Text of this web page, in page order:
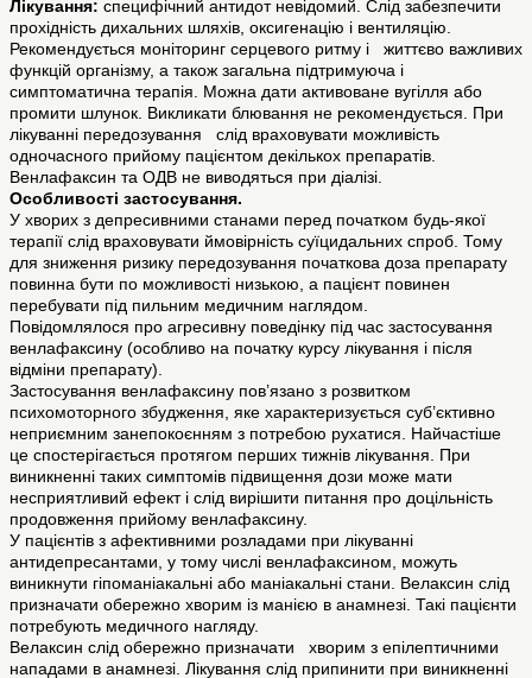
Лікування: специфічний антидот невідомий. Слід забезпечити
прохідність дихальних шляхів, оксигенацію і вентиляцію.
Рекомендується моніторинг серцевого ритму і життєво важливих
функцій організму, а також загальна підтримуюча і
симптоматична терапія. Можна дати активоване вугілля або
промити шлунок. Викликати блювання не рекомендується. При
лікуванні передозування слід враховувати можливість
одночасного прийому пацієнтом декількох препаратів.
Венлафаксин та ОДВ не виводяться при діалізі.
Особливості застосування.
У хворих з депресивними станами перед початком будь-якої
терапії слід враховувати ймовірність суїцидальних спроб. Тому
для зниження ризику передозування початкова доза препарату
повинна бути по можливості низькою, а пацієнт повинен
перебувати під пильним медичним наглядом.
Повідомлялося про агресивну поведінку під час застосування
венлафаксину (особливо на початку курсу лікування і після
відміни препарату).
Застосування венлафаксину пов’язано з розвитком
психомоторного збудження, яке характеризується суб’єктивно
неприємним занепокоєнням з потребою рухатися. Найчастіше
це спостерігається протягом перших тижнів лікування. При
виникненні таких симптомів підвищення дози може мати
несприятливий ефект і слід вирішити питання про доцільність
продовження прийому венлафаксину.
У пацієнтів з афективними розладами при лікуванні
антидепресантами, у тому числі венлафаксином, можуть
виникнути гіпоманіакальні або маніакальні стани. Велаксин слід
призначати обережно хворим із манією в анамнезі. Такі пацієнти
потребують медичного нагляду.
Велаксин слід обережно призначати хворим з епілептичними
нападами в анамнезі. Лікування слід припинити при виникненні